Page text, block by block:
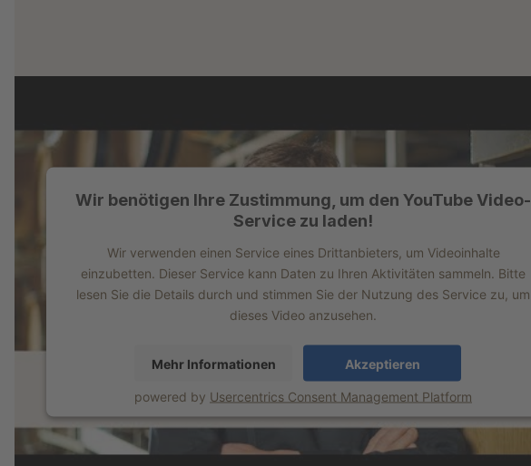
Wir benötigen Ihre Zustimmung, um den YouTube Video-
Service zu laden!
Wir verwenden einen Service eines Drittanbieters, um Videoinhalte
einzubetten. Dieser Service kann Daten zu Ihren Aktivitäten sammeln. Bitte
lesen Sie die Details durch und stimmen Sie der Nutzung des Service zu, um
dieses Video anzusehen.
Mehr Informationen Akzeptieren
powered by Usercentrics Consent Management Platform